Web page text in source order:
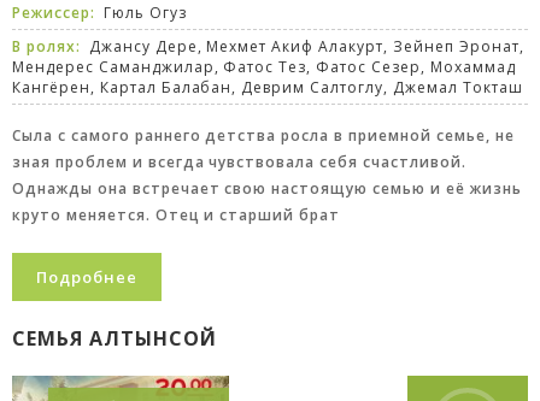
Режиссер: Гюль Огуз
В ролях: Джансу Дере, Мехмет Акиф Алакурт, Зейнеп Эронат,
Мендерес Саманджилар, Фатос Тез, Фатос Сезер, Мохаммад
Кангёрен, Картал Балабан, Деврим Салтоглу, Джемал Токташ
Сыла с самого раннего детства росла в приемной семье, не
зная проблем и всегда чувствовала себя счастливой.
Однажды она встречает свою настоящую семью и её жизнь
круто меняется. Отец и старший брат
Подробнее
СЕМЬЯ АЛТЫНСОЙ